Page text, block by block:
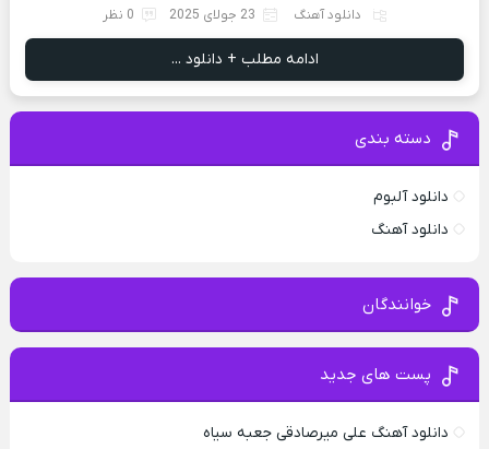
دانلود آهنگ 23 جولای 2025 0 نظر
ادامه مطلب + دانلود ...
دسته بندی
دانلود آلبوم
دانلود آهنگ
خوانندگان
پست های جدید
دانلود آهنگ علی میرصادقی جعبه سیاه